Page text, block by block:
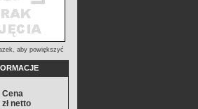
aby powiększyć
Cena
zł netto